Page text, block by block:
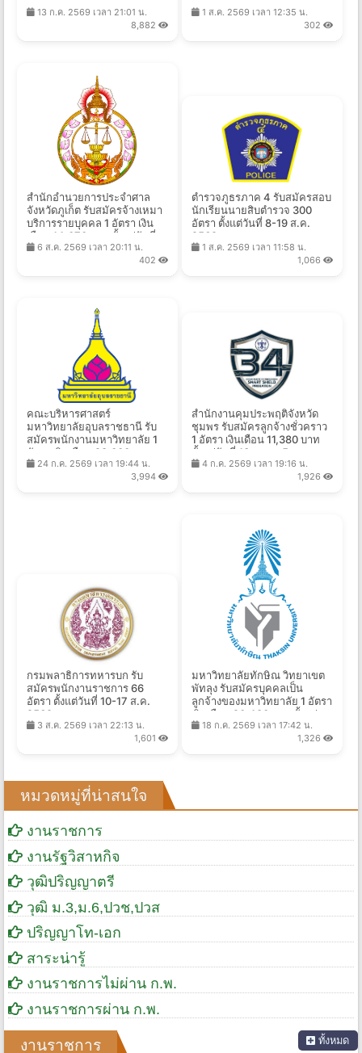
2569
13 ก.ค. 2569 เวลา 21:01 น.
8,882
1 ส.ค. 2569 เวลา 12:35 น.
302
สำนักอำนวยการประจำศาล
จังหวัดภูเก็ต รับสมัครจ้างเหมา
บริการรายบุคคล 1 อัตรา เงิน
เดือน 14,070 บาท ตั้งแต่วันที่
4-13 ส.ค. 2569
6 ส.ค. 2569 เวลา 20:11 น.
402
ตำรวจภูธรภาค 4 รับสมัครสอบ
นักเรียนนายสิบตำรวจ 300
อัตรา ตั้งแต่วันที่ 8-19 ส.ค.
2569
1 ส.ค. 2569 เวลา 11:58 น.
1,066
คณะบริหารศาสตร์
มหาวิทยาลัยอุบลราชธานี รับ
สมัครพนักงานมหาวิทยาลัย 1
อัตรา เงินเดือน 28,000 -
33,600 บาท ตั้งแต่วันที่ 1 - 31
24 ก.ค. 2569 เวลา 19:44 น.
3,994
สำนักงานคุมประพฤติจังหวัด
ชุมพร รับสมัครลูกจ้างชั่วคราว
1 อัตรา เงินเดือน 11,380 บาท
ตั้งแต่วันที่ 13 ก.ค. - 5 ส.ค.
2569
4 ก.ค. 2569 เวลา 19:16 น.
1,926
กรมพลาธิการทหารบก รับ
สมัครพนักงานราชการ 66
อัตรา ตั้งแต่วันที่ 10-17 ส.ค.
2569
3 ส.ค. 2569 เวลา 22:13 น.
1,601
มหาวิทยาลัยทักษิณ วิทยาเขต
พัทลุง รับสมัครบุคคลเป็น
ลูกจ้างของมหาวิทยาลัย 1 อัตรา
เงินเดือน 20,480 บาท ตั้งแต่
บัดนี้ - 11 ส.ค. 2569
18 ก.ค. 2569 เวลา 17:42 น.
1,326
หมวดหมู่ที่น่าสนใจ
งานราชการ
งานรัฐวิสาหกิจ
วุฒิปริญญาตรี
วุฒิ ม.3,ม.6,ปวช,ปวส
ปริญญาโท-เอก
สาระน่ารู้
งานราชการไม่ผ่าน ก.พ.
งานราชการผ่าน ก.พ.
งานราชการ ทั้งหมด